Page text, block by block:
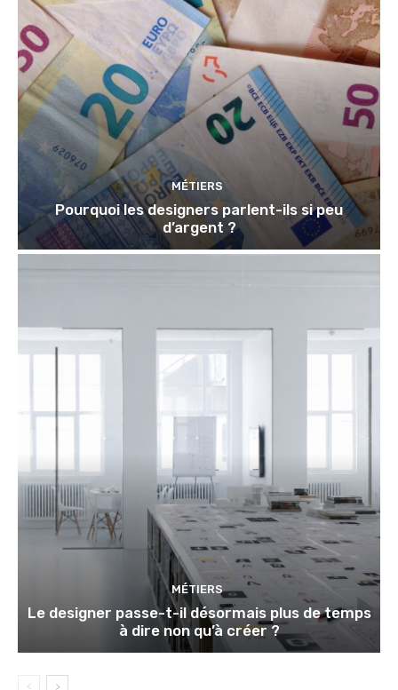
MÉTIERS
Pourquoi les designers parlent-ils si peu
d’argent ?
MÉTIERS
Le designer passe-t-il désormais plus de temps
à dire non qu’à créer ?